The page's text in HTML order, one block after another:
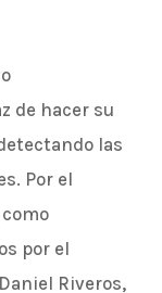
de hacer su
las
Por el
por el
Riveros,